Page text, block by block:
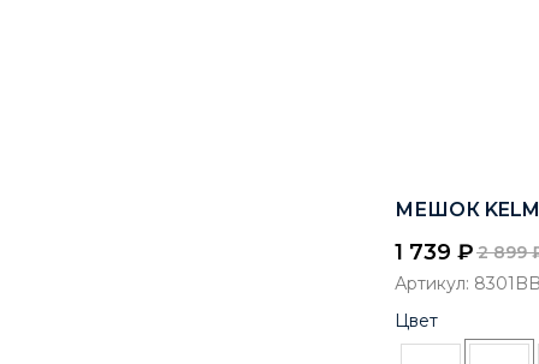
МЕШОК
1 739 ₽ 2 899
Артикул:
Цвет